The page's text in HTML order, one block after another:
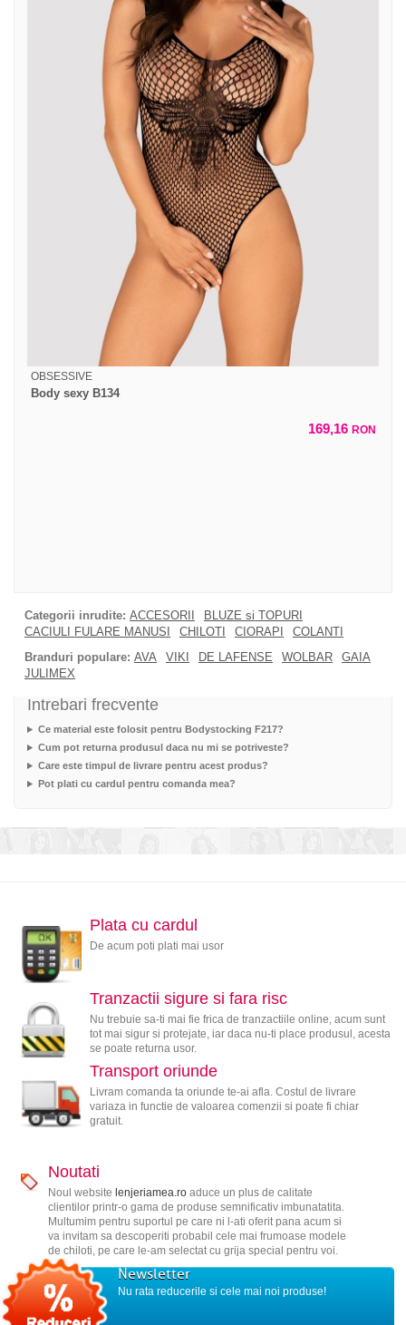
OBSESSIVE
Body sexy B134
169,16 RON
Categorii inrudite: ACCESORII
BLUZE si TOPURI
CACIULI FULARE MANUSI
CHILOTI CIORAPI
COLANTI
Branduri populare: AVA VIKI DE LAFENSE WOLBAR
GAIA
JULIMEX
Intrebari frecvente
Ce material este folosit pentru Bodystocking F217?
Cum pot returna produsul daca nu mi se potriveste?
Care este timpul de livrare pentru acest produs?
Pot plati cu cardul pentru comanda mea?
Plata cu cardul
De acum poti plati mai usor
Tranzactii sigure si fara risc
Nu trebuie sa-ti mai fie frica de tranzactiile online, acum sunt
tot mai sigur si protejate, iar daca nu-ti place produsul, acesta
se poate returna usor.
Transport oriunde
Livram comanda ta oriunde te-ai afla. Costul de livrare
variaza in functie de valoarea comenzii si poate fi chiar
gratuit.
Noutati
Noul website lenjeriamea.roaduce un plus de calitate
clientilor printr-o gama de produse semnificativ imbunatatita.
Multumim pentru suportul pe care ni l-ati oferit pana acum si
va invitam sa descoperiti probabil cele mai frumoase modele
de chiloti, pe care le-am selectat cu grija special pentru voi.
Newsletter
Nu rata reducerile si cele mai noi produse!